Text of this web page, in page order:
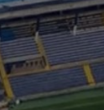
w następujących
urządzenia
reklamy i treści,